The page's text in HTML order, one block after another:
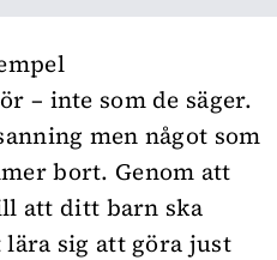
– inte som de säger.
men något som
bort. Genom att
att ditt barn ska
sig att göra just